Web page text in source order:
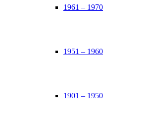
1961 – 1970
1951 – 1960
1901 – 1950